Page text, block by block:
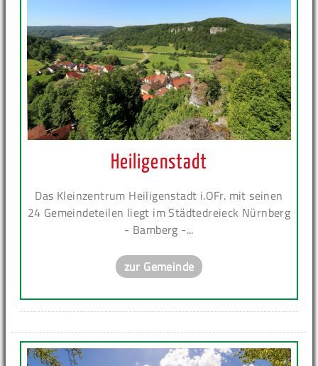
Heiligenstadt
Das Kleinzentrum Heiligenstadt i.OFr. mit seinen
24 Gemeindeteilen liegt im Städtedreieck Nürnberg
- Bamberg -...
zur Gemeinde